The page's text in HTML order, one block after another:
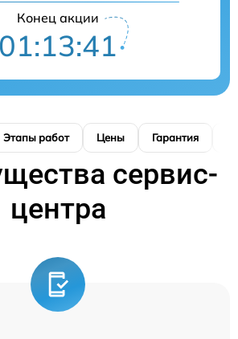
Конец акции
01:13:41
Этапы работ Цены Гарантия
сервис-
центра